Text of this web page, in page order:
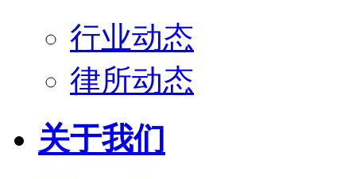
行业动态
律所动态
关于我们